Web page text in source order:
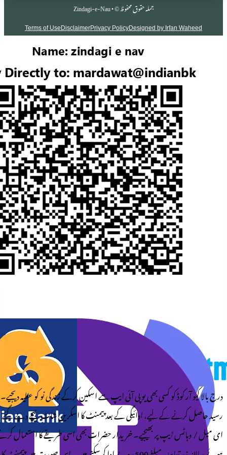
Designed by
Privacy Policy
Disclaimer
Terms of Use
کو کسی بھی یو پی آئی ایپ سے اسکین کرکے زندگی نو کو عطیہ دیجیے۔
لیے، ادائیگی کے بعد پیمنٹ کا اسکرین شاٹ نیچے دیے گئے
پر بھیجیے۔ خریدار حضرات بھی اسی طریقے کا استعمال کرتے